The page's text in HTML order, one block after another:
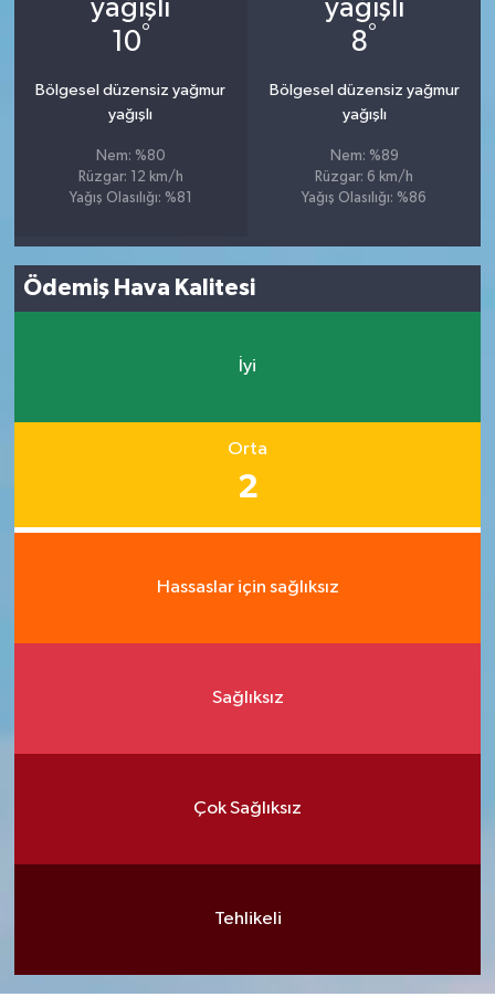
10°
Bölgesel düzensiz yağmur
yağışlı
Nem: %80
Rüzgar: 12 km/h
Yağış Olasılığı: %81
8°
Bölgesel düzensiz yağmur
yağışlı
Nem: %89
Rüzgar: 6 km/h
Yağış Olasılığı: %86
Ödemiş Hava Kalitesi
İyi
Orta
2
Hassaslar için sağlıksız
Sağlıksız
Çok Sağlıksız
Tehlikeli